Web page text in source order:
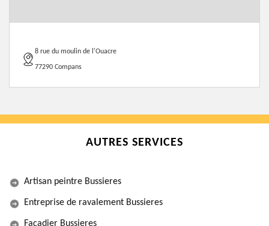
8 rue du moulin de l'Ouacre
77290 Compans
AUTRES SERVICES
Artisan peintre Bussieres
Entreprise de ravalement Bussieres
Façadier Bussieres